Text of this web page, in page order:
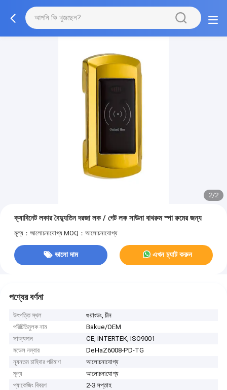
2/2
ক্যাবিনেট লকার বৈদ্যুতিন দরজা লক / গেট লক সাউনা বাথরুম স্পা রুমের জন্য
মূল্য：আলোচনাযোগ্য MOQ：আলোচনাযোগ্য
ভালো দাম এখন চ্যাট করুন
পণ্যের বর্ণনা
উৎপত্তি স্থল
গুয়াংডং, চীন
পরিচিতিমুলক নাম
Bakue/OEM
সাক্ষ্যদান
CE, INTERTEK, ISO9001
মডেল নম্বার
DeHaZ6008-PD-TG
ন্যূনতম চাহিদার পরিমাণ
আলোচনাযোগ্য
মূল্য
আলোচনাযোগ্য
প্যাকেজিং বিবরণ
2-3 সপ্তাহ